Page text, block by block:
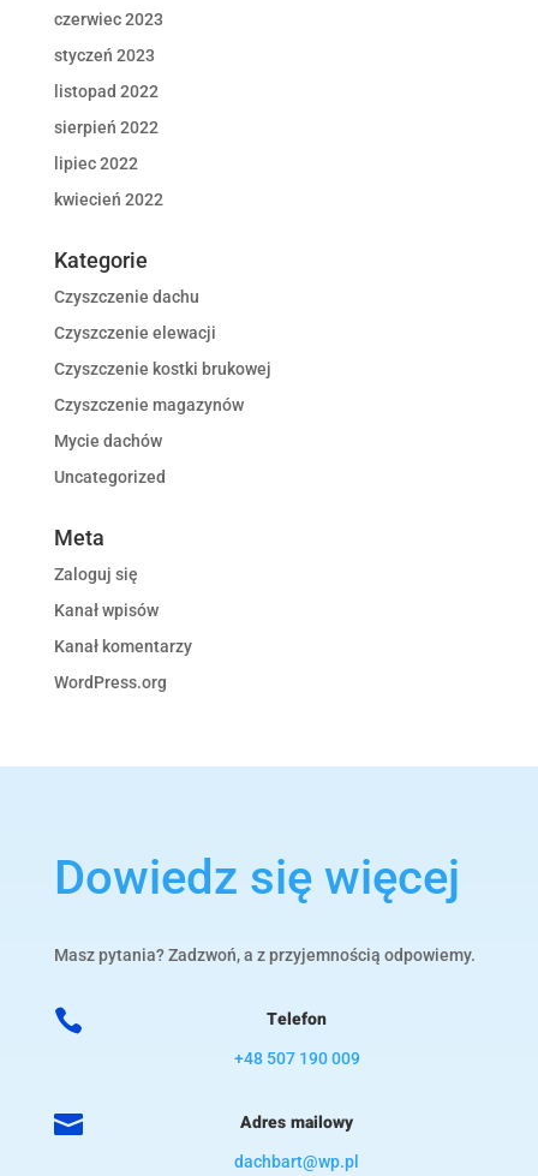
czerwiec 2023
styczeń 2023
listopad 2022
sierpień 2022
lipiec 2022
kwiecień 2022
Kategorie
Czyszczenie dachu
Czyszczenie elewacji
Czyszczenie kostki brukowej
Czyszczenie magazynów
Mycie dachów
Uncategorized
Meta
Zaloguj się
Kanał wpisów
Kanał komentarzy
WordPress.org
Dowiedz się więcej
Masz pytania? Zadzwoń, a z przyjemnością odpowiemy.
 Telefon
+48 507 190 009
 Adres mailowy
dachbart@wp.pl